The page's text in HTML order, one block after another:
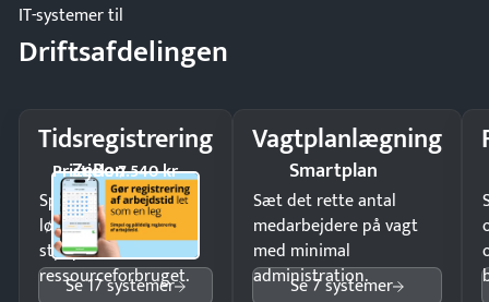
IT-systemer til
Driftsafdelingen
Tidsregistrering
ZeBon
Pristjek: 7.540 kr
Spar tid på
lønberegning og få
styr på
ressourceforbruget.
Se 17 systemer
Vagtplanlægning
Smartplan
Sæt det rette antal
medarbejdere på vagt
med minimal
administration.
Se 7 systemer